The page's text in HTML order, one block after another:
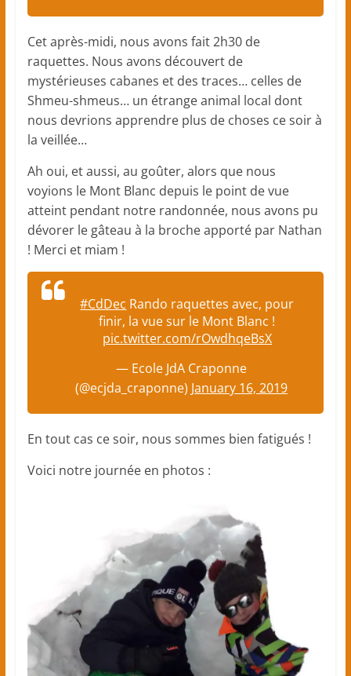
Cet après-midi, nous avons fait 2h30 de
raquettes. Nous avons découvert de
mystérieuses cabanes et des traces… celles de
Shmeu-shmeus… un étrange animal local dont
nous devrions apprendre plus de choses ce soir à
la veillée…
Ah oui, et aussi, au goûter, alors que nous
voyions le Mont Blanc depuis le point de vue
atteint pendant notre randonnée, nous avons pu
dévorer le gâteau à la broche apporté par Nathan
! Merci et miam !
#CdDec Rando raquettes avec, pour
finir, la vue sur le Mont Blanc !
pic.twitter.com/rOwdhqeBsX
— Ecole JdA Craponne
(@ecjda_craponne) January 16, 2019
En tout cas ce soir, nous sommes bien fatigués !
Voici notre journée en photos :